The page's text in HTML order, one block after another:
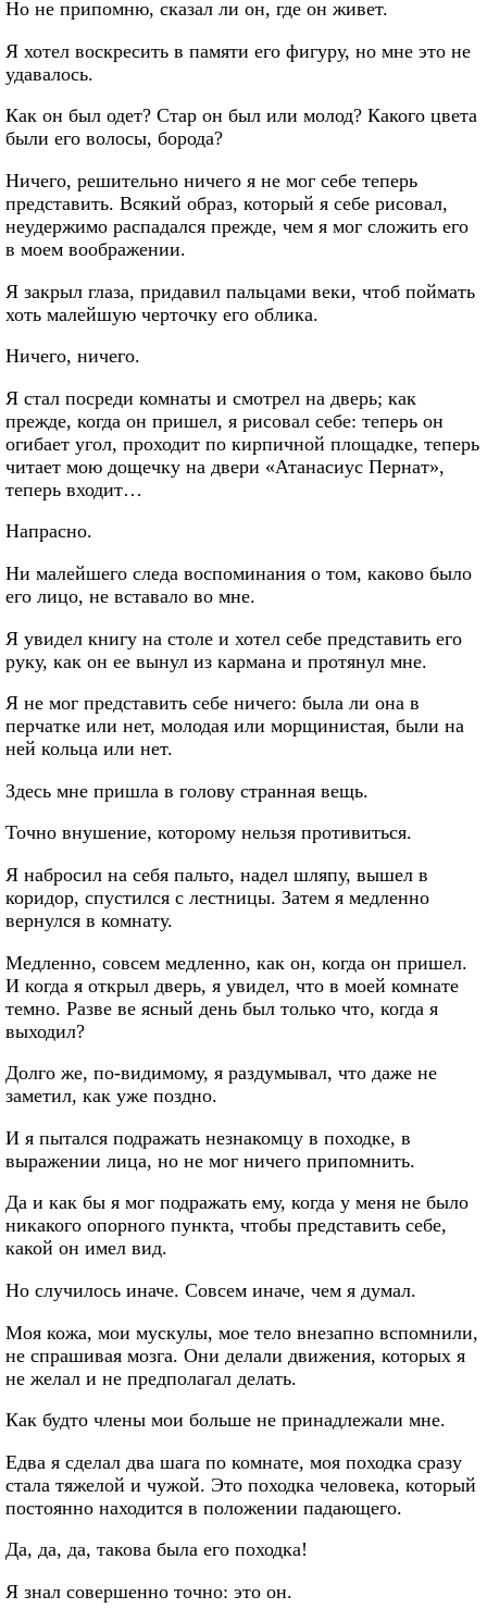
Но не припомню, сказал ли он, где он живет.
Я хотел воскресить в памяти его фигуру, но мне это не
удавалось.
Как он был одет? Стар он был или молод? Какого цвета
были его волосы, борода?
Ничего, решительно ничего я не мог себе теперь
представить. Всякий образ, который я себе рисовал,
неудержимо распадался прежде, чем я мог сложить его
в моем воображении.
Я закрыл глаза, придавил пальцами веки, чтоб поймать
хоть малейшую черточку его облика.
Ничего, ничего.
Я стал посреди комнаты и смотрел на дверь; как
прежде, когда он пришел, я рисовал себе: теперь он
огибает угол, проходит по кирпичной площадке, теперь
читает мою дощечку на двери «Атанасиус Пернат»,
теперь входит…
Напрасно.
Ни малейшего следа воспоминания о том, каково было
его лицо, не вставало во мне.
Я увидел книгу на столе и хотел себе представить его
руку, как он ее вынул из кармана и протянул мне.
Я не мог представить себе ничего: была ли она в
перчатке или нет, молодая или морщинистая, были на
ней кольца или нет.
Здесь мне пришла в голову странная вещь.
Точно внушение, которому нельзя противиться.
Я набросил на себя пальто, надел шляпу, вышел в
коридор, спустился с лестницы. Затем я медленно
вернулся в комнату.
Медленно, совсем медленно, как он, когда он пришел.
И когда я открыл дверь, я увидел, что в моей комнате
темно. Разве ве ясный день был только что, когда я
выходил?
Долго же, по-видимому, я раздумывал, что даже не
заметил, как уже поздно.
И я пытался подражать незнакомцу в походке, в
выражении лица, но не мог ничего припомнить.
Да и как бы я мог подражать ему, когда у меня не было
никакого опорного пункта, чтобы представить себе,
какой он имел вид.
Но случилось иначе. Совсем иначе, чем я думал.
Моя кожа, мои мускулы, мое тело внезапно вспомнили,
не спрашивая мозга. Они делали движения, которых я
не желал и не предполагал делать.
Как будто члены мои больше не принадлежали мне.
Едва я сделал два шага по комнате, моя походка сразу
стала тяжелой и чужой. Это походка человека, который
постоянно находится в положении падающего.
Да, да, да, такова была его походка!
Я знал совершенно точно: это он.